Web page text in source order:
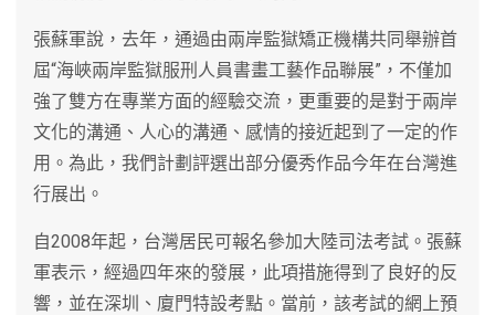
張蘇軍說，去年，通過由兩岸監獄矯正機構共同舉辦首
屆“海峽兩岸監獄服刑人員書畫工藝作品聯展”，不僅加
強了雙方在專業方面的經驗交流，更重要的是對于兩岸
文化的溝通、人心的溝通、感情的接近起到了一定的作
用。為此，我們計劃評選出部分優秀作品今年在台灣進
行展出。
自2008年起，台灣居民可報名參加大陸司法考試。張蘇
軍表示，經過四年來的發展，此項措施得到了良好的反
響，並在深圳、廈門特設考點。當前，該考試的網上預